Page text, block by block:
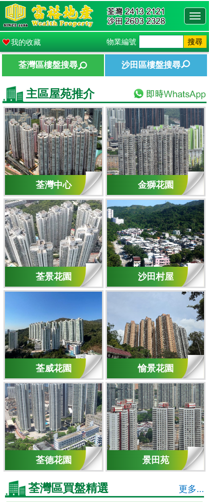
我的收藏 物業編號 搜尋
荃灣區樓盤搜尋 沙田區樓盤搜尋
主區屋苑推介
荃灣中心
荃景花園
荃威花園
荃德花園
金獅花園
沙田村屋
愉景花園
景田苑
荃灣區買盤精選 更多...